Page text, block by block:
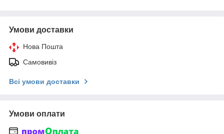
Умови доставки
Нова Пошта
Самовивіз
Всі умови доставки
Умови оплати